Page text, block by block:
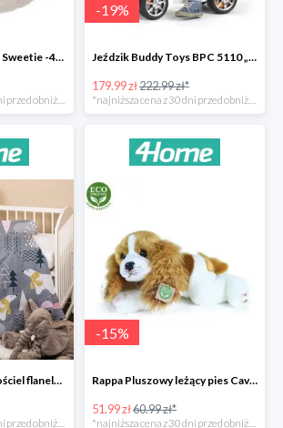
Futrzasta poduszka Sweetie -40%
*najniższa cena z 30 dni przed obniżką
-19%
Jeździk Buddy Toys BPC 5110 „Mercedes Benz SLS” -20%
179.99 zł222.99 zł*
*najniższa cena z 30 dni przed obniżką
4Home Dziecięca pościel flanelowa do łóżeczka Nordic Bear -52%
-15%
Rappa Pluszowy leżący pies Cavalier King Charles Spaniel -15%
51.99 zł60.99 zł*